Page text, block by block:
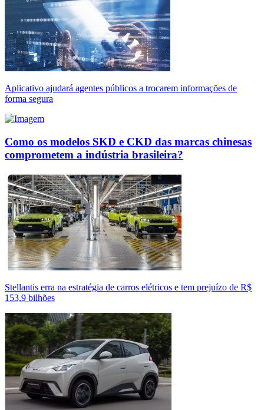
Aplicativo ajudará agentes públicos a trocarem informações de
forma segura
Como os modelos SKD e CKD das marcas chinesas
comprometem a indústria brasileira?
Stellantis erra na estratégia de carros elétricos e tem prejuízo de R$
153,9 bilhões